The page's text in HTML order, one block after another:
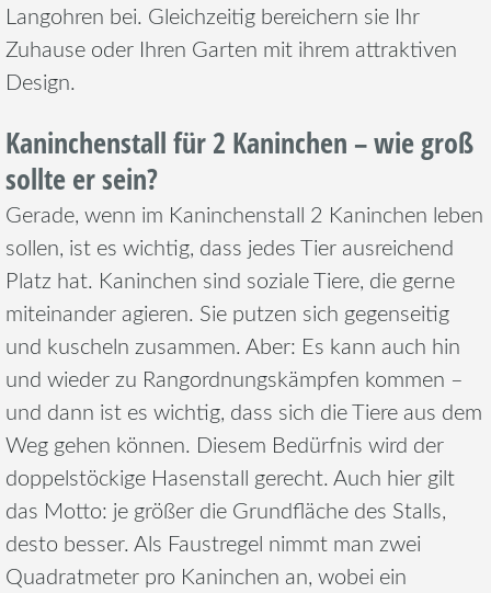
Langohren bei. Gleichzeitig bereichern sie Ihr
Zuhause oder Ihren Garten mit ihrem attraktiven
Design.
Kaninchenstall für 2 Kaninchen – wie groß
sollte er sein?
Gerade, wenn im Kaninchenstall 2 Kaninchen leben
sollen, ist es wichtig, dass jedes Tier ausreichend
Platz hat. Kaninchen sind soziale Tiere, die gerne
miteinander agieren. Sie putzen sich gegenseitig
und kuscheln zusammen. Aber: Es kann auch hin
und wieder zu Rangordnungskämpfen kommen –
und dann ist es wichtig, dass sich die Tiere aus dem
Weg gehen können. Diesem Bedürfnis wird der
doppelstöckige Hasenstall gerecht. Auch hier gilt
das Motto: je größer die Grundfläche des Stalls,
desto besser. Als Faustregel nimmt man zwei
Quadratmeter pro Kaninchen an, wobei ein